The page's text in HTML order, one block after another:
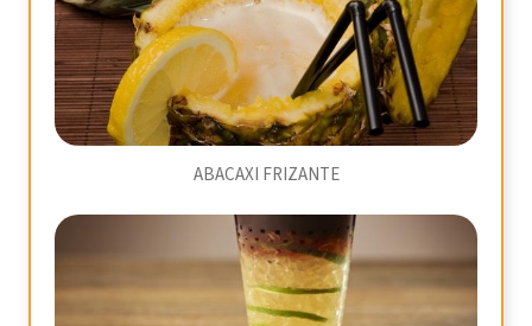
ABACAXI FRIZANTE